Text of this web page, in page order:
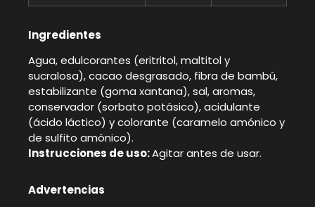
Ingredientes
Agua, edulcorantes (eritritol, maltitol y
sucralosa), cacao desgrasado, fibra de bambú,
estabilizante (goma xantana), sal, aromas,
conservador (sorbato potásico), acidulante
(ácido láctico) y colorante (caramelo amónico y
de sulfito amónico).
Instrucciones de uso:Agitar antes de usar.
Advertencias